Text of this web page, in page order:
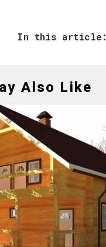
In this article:
Also Like